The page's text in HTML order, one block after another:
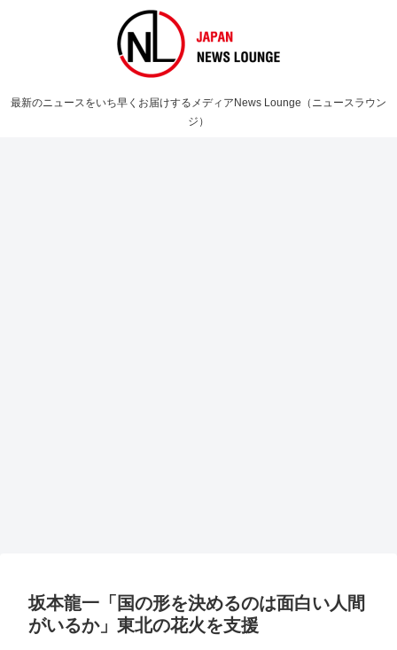
最新のニュースをいち早くお届けするメディアNews Lounge（ニュースラウン
ジ）
坂本龍一「国の形を決めるのは面白い人間
がいるか」東北の花火を支援